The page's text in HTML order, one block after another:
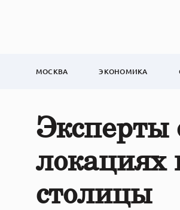
МОСКВА ЭКОНОМИКА
Эксперты
локациях
столицы